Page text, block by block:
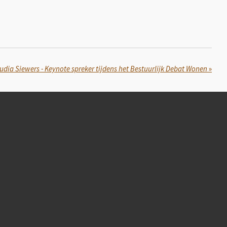
Siewers - Keynote spreker tijdens het Bestuurlijk Debat Wonen »